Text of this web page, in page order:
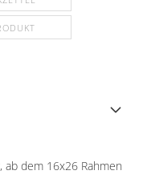
dem 16x26 Rahmen